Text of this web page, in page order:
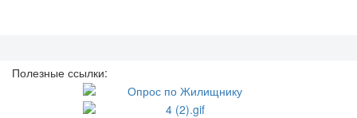
Полезные ссылки: